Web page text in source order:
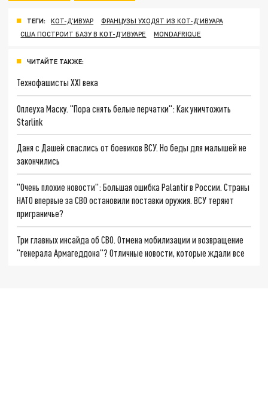
ТЕГИ: КОТ-Д’ИВУАР
ФРАНЦУЗЫ УХОДЯТ ИЗ КОТ-Д’ИВУАРА
США ПОСТРОИТ БАЗУ В КОТ-Д’ИВУАРЕ
MONDAFRIQUE
ЧИТАЙТЕ ТАКЖЕ:
Технофашисты XXI века
Оплеуха Маску. "Пора снять белые перчатки": Как уничтожить
Starlink
Даня с Дашей спаслись от боевиков ВСУ. Но беды для малышей не
закончились
"Очень плохие новости": Большая ошибка Palantir в России. Страны
НАТО впервые за СВО остановили поставки оружия. ВСУ теряют
приграничье?
Три главных инсайда об СВО. Отмена мобилизации и возвращение
"генерала Армагеддона"? Отличные новости, которые ждали все